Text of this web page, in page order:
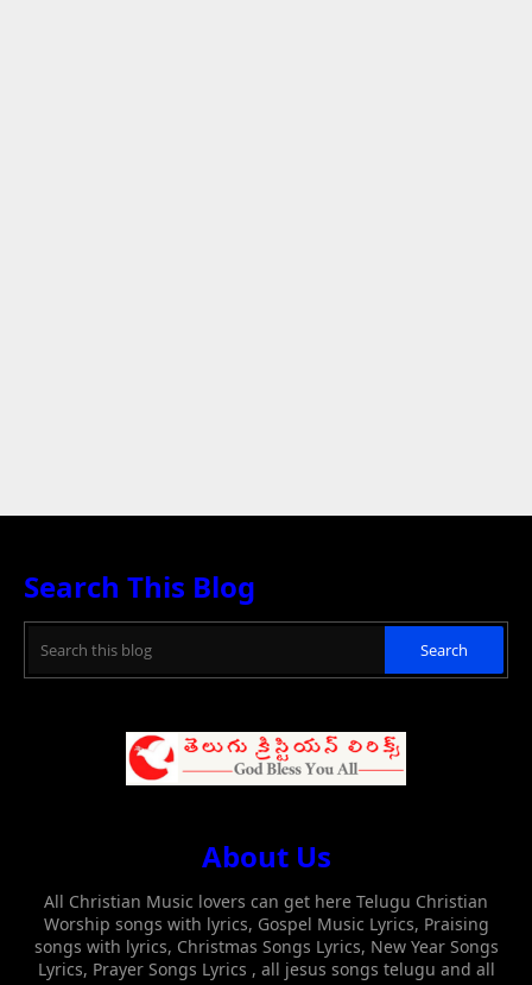
Search This Blog
About Us
All Christian Music lovers can get here Telugu Christian
Worship songs with lyrics, Gospel Music Lyrics, Praising
songs with lyrics, Christmas Songs Lyrics, New Year Songs
Lyrics, Prayer Songs Lyrics , all jesus songs telugu and all